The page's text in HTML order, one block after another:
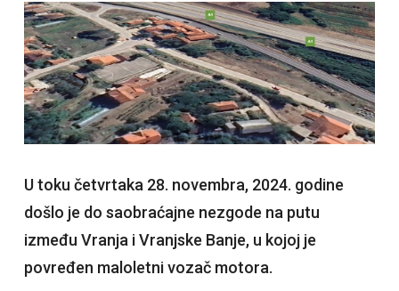
U toku četvrtaka 28. novembra, 2024. godine
došlo je do saobraćajne nezgode na putu
između Vranja i Vranjske Banje, u kojoj je
povređen maloletni vozač motora.